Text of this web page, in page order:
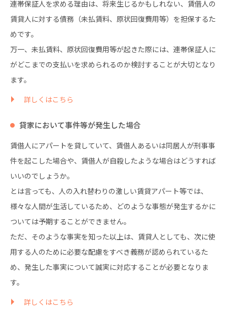
連帯保証人を求める理由は、将来生じるかもしれない、賃借人の
賃貸人に対する債務（未払賃料、原状回復費用等）を担保するた
めです。
万一、未払賃料、原状回復費用等が起きた際には、連帯保証人に
がどこまでの支払いを求められるのか検討することが大切となり
ます。
詳しくはこちら
貸家において事件等が発生した場合
賃借人にアパートを貸していて、賃借人あるいは同居人が刑事事
件を起こした場合や、賃借人が自殺したような場合はどうすれば
いいのでしょうか。
とは言っても、人の入れ替わりの激しい賃貸アパート等では、
様々な人間が生活しているため、どのような事態が発生するかに
ついては予期することができません。
ただ、そのような事実を知った以上は、賃貸人としても、次に使
用する人のために必要な配慮をすべき義務が認められているた
め、発生した事実について誠実に対応することが必要となりま
す。
詳しくはこちら